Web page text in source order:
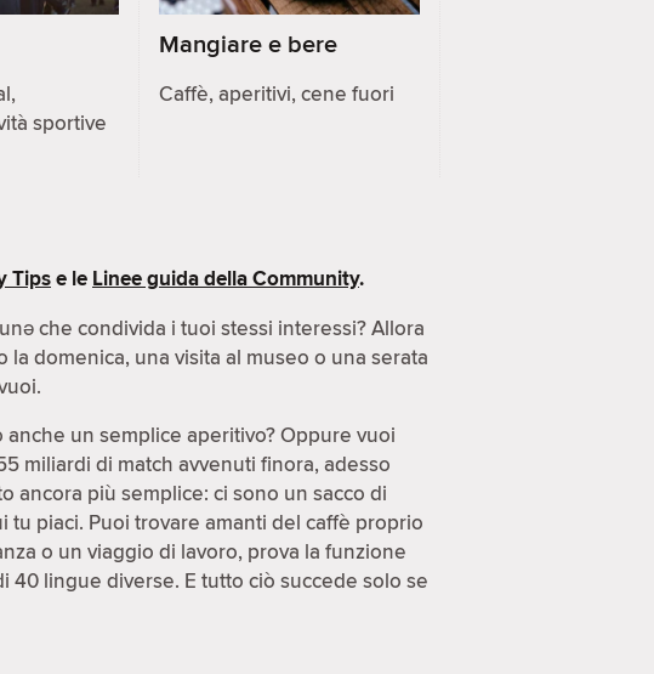
sportive
Mangiare e bere
Caffè, aperitivi, cene fuori
Tipse le Linee guida della Community.
che condivida i tuoi stessi interessi? Allora
domenica, una visita al museo o una serata
un semplice aperitivo? Oppure vuoi
miliardi di match avvenuti finora, adesso
ancora più semplice: ci sono un sacco di
piaci. Puoi trovare amanti del caffè proprio
o un viaggio di lavoro, prova la funzione
lingue diverse. E tutto ciò succede solo se